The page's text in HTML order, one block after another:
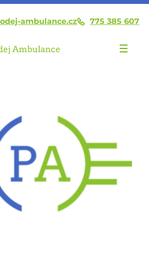
ambulance.cz 775 385 607